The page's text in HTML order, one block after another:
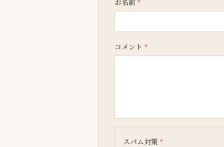
*
コメント *
スパム対策 *